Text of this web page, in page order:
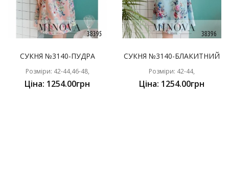
СУКНЯ №3140-ПУДРА
Розміри: 42-44,46-48,
Ціна: 1254.00грн
СУКНЯ №3140-БЛАКИТНИЙ
Розміри: 42-44,
Ціна: 1254.00грн